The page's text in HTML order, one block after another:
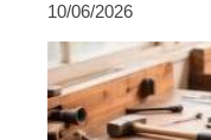
10/06/2026